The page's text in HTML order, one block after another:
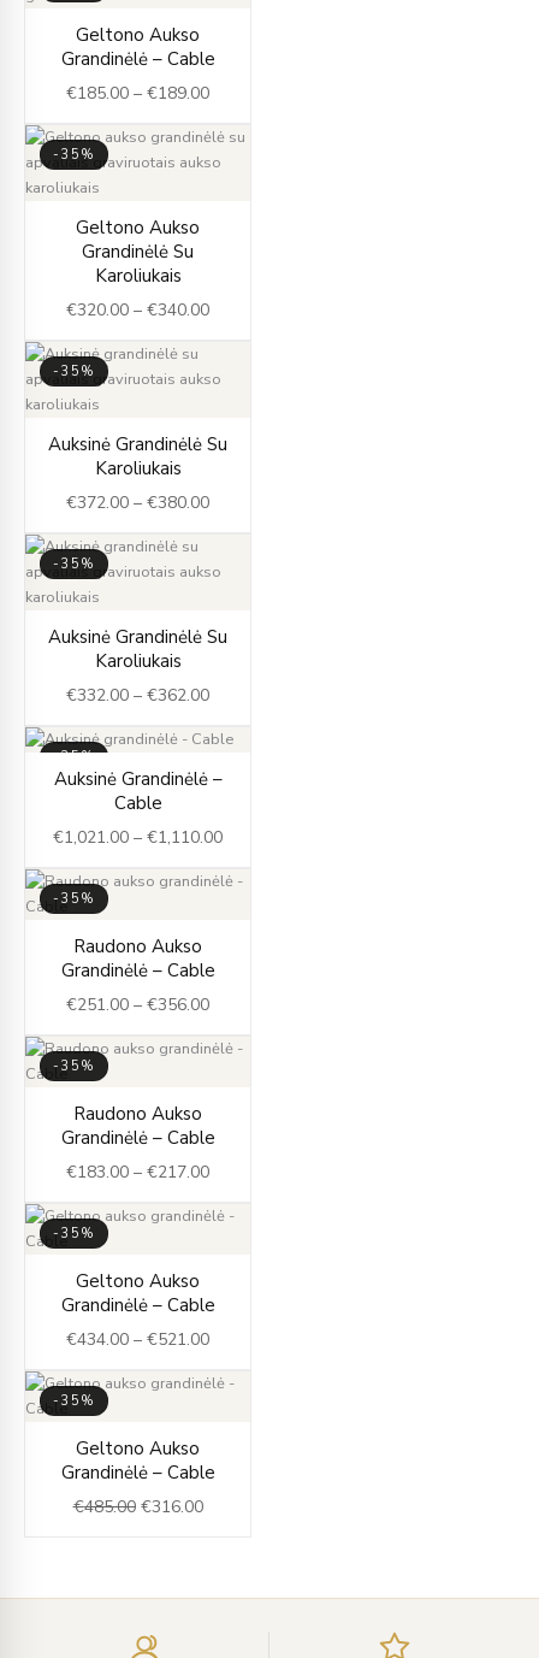
Geltono Aukso
Grandinėlė – Cable
€185.00 – €189.00
€185.00
through
-35%
Geltono Aukso
Grandinėlė Su
Karoliukais
€320.00 – €340.00€340.00
-35%
Auksinė Grandinėlė Su
Karoliukais
€372.00 – €380.00
range:
through
-35%
Auksinė Grandinėlė Su
Karoliukais
€332.00 – €362.00
range:
through
-35%
Auksinė Grandinėlė –
Cable
€1,021.00 – €1,110.00through
-35%
Raudono Aukso
Grandinėlė – Cable
€251.00 – €356.00
€251.00
through
-35%
Raudono Aukso
Grandinėlė – Cable
€183.00 – €217.00
€183.00
through
-35%
Geltono Aukso
Grandinėlė – Cable
€434.00 – €521.00
€434.00
through
-35%
Geltono Aukso
Grandinėlė – Cable
€485.00
price
was:
€485.00.
€316.00
is:
€316.00.